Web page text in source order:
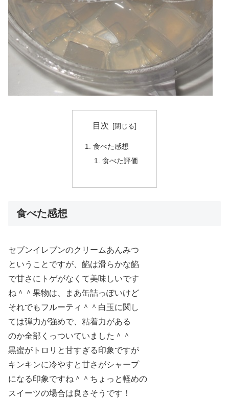
目次
食べた感想
食べた評価
食べた感想
セブンイレブンのクリームあんみつ
ということですが、餡は滑らかな餡
で甘さにトゲがなくて美味しいです
ね＾＾果物は、まあ缶詰っぽいけど
それでもフルーティ＾＾白玉に関し
ては弾力が強めで、粘着力がある
のか全部くっついていました＾＾
黒蜜がトロリと甘すぎる印象ですが
キンキンに冷やすと甘さがシャープ
になる印象ですね＾＾ちょっと軽めの
スイーツの場合は良さそうです！